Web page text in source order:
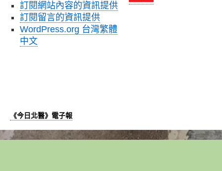
訂閱網站內容的資訊提供
訂閱留言的資訊提供
WordPress.org 台灣繁體
中文
《今日北醫》電子報